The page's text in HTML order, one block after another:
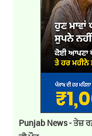
Punjab News - ਤੇਜ਼